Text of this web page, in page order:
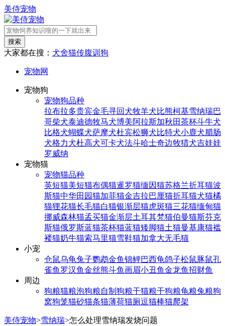
美侍宠物
搜索
大家都在搜： 犬舍猫传腹训狗
宠物网
宠物狗
宠物狗品种
拉布拉多贵宾金毛寻回犬牧羊犬比熊柯基雪纳瑞巴
哥柴犬泰迪德牧马犬博美阿拉斯加秋田茶杯斗牛犬
比格犬蝴蝶犬萨摩犬杜宾松狮犬比特犬小鹿犬腊肠
犬格力犬杜高犬可卡犬法斗哈士奇边牧猎犬吉娃娃
罗威纳
宠物猫
宠物猫品种
英短猫美短猫布偶猫暹罗猫缅因猫苏格兰折耳猫波
斯猫中华田园猫加菲猫金吉拉巴厘猫折耳猫犬猫橘
猫狸花猫长毛猫白猫银渐层猫虎斑猫三花猫缅甸猫
挪威森林猫孟买猫金渐层土耳其梵猫伯曼猫斯芬克
斯猫俄罗斯蓝猫茶杯猫蓝猫矮脚猫土猫曼基康猫褴
褛猫奶牛猫索马里猫雪鞋猫加拿大无毛猫
小宠
仓鼠乌龟兔子鹦鹉金鱼锦鲤巴西龟鸽子松鼠豚鼠孔
雀鱼 罗汉鱼金丝熊斗鱼画眉小丑鱼金龙鱼招财鱼
周边
狗粮猫粮泡狗粮自制狗粮干猫粮干狗粮龟粮兔粮狗
窝狗笼猫砂猫条猫薄荷猫厕逗猫棒猫爬架
美侍宠物>雪纳瑞>怎么处理雪纳瑞发烧问题